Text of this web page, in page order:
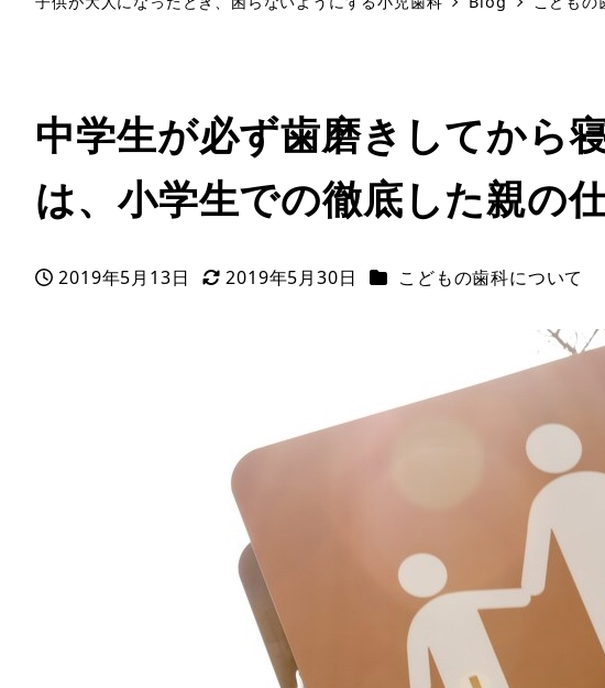
中学生が必ず歯磨きしてから
は、小学生での徹底した親の
投稿日
2019年5月13日
更新日
2019年5月30日 カテゴリー
こどもの歯科について